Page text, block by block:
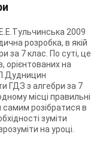
2009
розробка, в якій
за 7 клас. По суті, це
орієнтованих на
ГДЗ з алгебри за 7
місці правильні
самим розібратися в
зуміти
на уроці.